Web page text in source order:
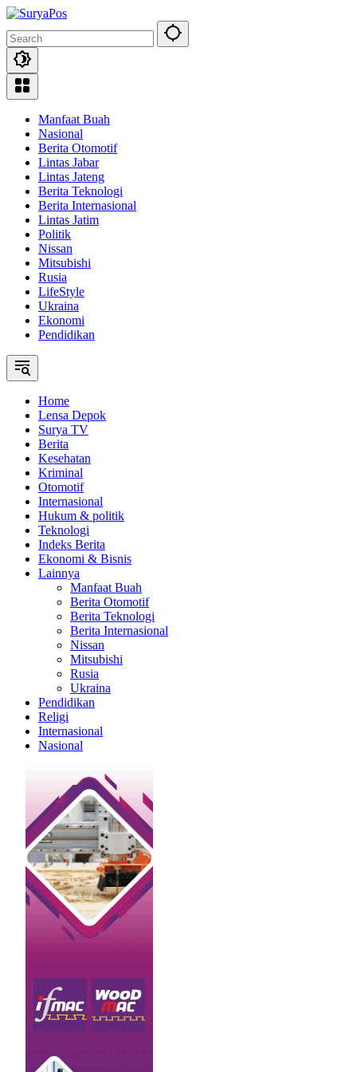
Skip
content
Manfaat Buah
Nasional
Berita Otomotif
Lintas Jabar
Lintas Jateng
Berita Teknologi
Berita Internasional
Lintas Jatim
Politik
Nissan
Mitsubishi
Rusia
LifeStyle
Ukraina
Ekonomi
Pendidikan
Home
Lensa Depok
Surya TV
Berita
Kesehatan
Kriminal
Otomotif
Internasional
Hukum & politik
Teknologi
Indeks Berita
Ekonomi & Bisnis
Lainnya
Manfaat Buah
Berita Otomotif
Berita Teknologi
Berita Internasional
Nissan
Mitsubishi
Rusia
Ukraina
Pendidikan
Religi
Internasional
Nasional